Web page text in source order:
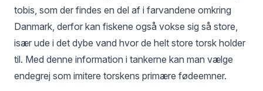
tobis, som der findes en del af i farvandene omkring
Danmark, derfor kan fiskene også vokse sig så store,
især ude i det dybe vand hvor de helt store torsk holder
til. Med denne information i tankerne kan man vælge
endegrej som imitere torskens primære fødeemner.